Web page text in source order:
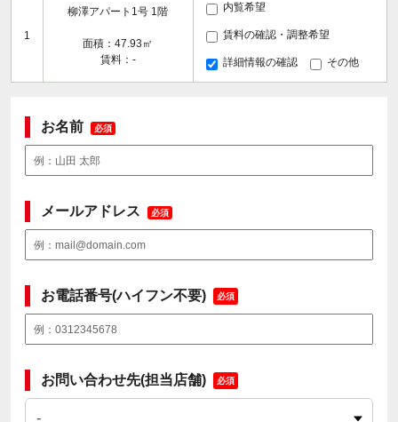
1
柳澤アパート1号 1階
面積：47.93㎡
賃料：-
内覧希望
賃料の確認・調整希望
詳細情報の確認 その他
お名前 必須
メールアドレス 必須
お電話番号(ハイフン不要) 必須
お問い合わせ先(担当店舗) 必須